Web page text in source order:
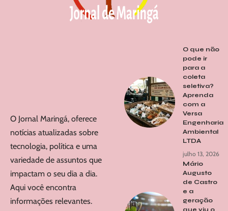
O Jornal Maringá, oferece
notícias atualizadas sobre
tecnologia, política e uma
variedade de assuntos que
impactam o seu dia a dia.
Aqui você encontra
informações relevantes.
O que não
pode ir
para a
coleta
seletiva?
Aprenda
com a
Versa
Engenharia
Ambiental
LTDA
julho 13, 2026
Mário
Augusto
de Castro
e a
geração